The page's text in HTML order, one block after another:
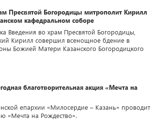
Пресвятой Богородицы митрополит Кирилл
кафедральном соборе
Введения во храм Пресвятой Богородицы,
Кирилл совершил всенощное бдение в
Божией Матери Казанского Богородицкого
благотворительная акция «Мечта на
епархии «Милосердие – Казань» проводит
«Мечта на Рождество».